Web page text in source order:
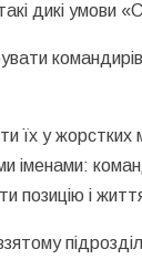
дикі умови
їх у
іменами:
позицію і